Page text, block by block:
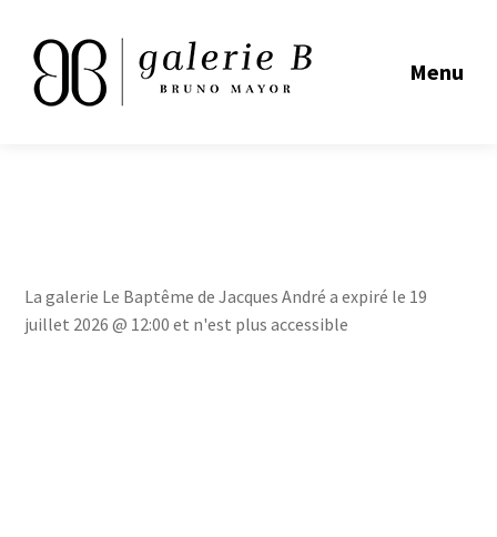
Menu
La galerie Le Baptême de Jacques André a expiré le 19
juillet 2026 @ 12:00 et n'est plus accessible